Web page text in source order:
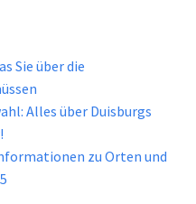
Sie über die
Alles über Duisburgs
zu Orten und